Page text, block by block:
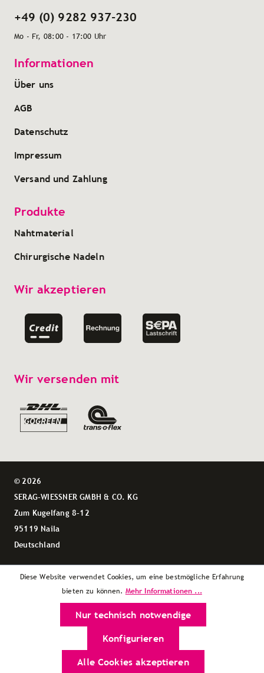
+49 (0) 9282 937-230
Mo - Fr, 08:00 - 17:00 Uhr
Informationen
Über uns
AGB
Datenschutz
Impressum
Versand und Zahlung
Produkte
Nahtmaterial
Chirurgische Nadeln
Wir akzeptieren
Wir versenden mit
© 2026
SERAG-WIESSNER GMBH & CO. KG
Zum Kugelfang 8–12
95119 Naila
Deutschland
Diese Website verwendet Cookies, um eine bestmögliche Erfahrung
bieten zu können. Mehr Informationen ...
Nur technisch notwendige
Konfigurieren
Alle Cookies akzeptieren